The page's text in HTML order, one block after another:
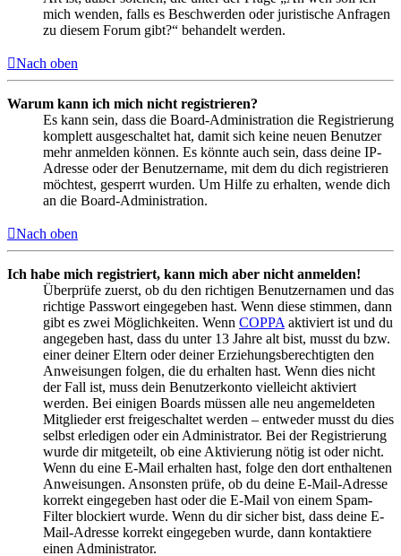
mich wenden, falls es Beschwerden oder juristische Anfragen
zu diesem Forum gibt?“ behandelt werden.
Nach oben
Warum kann ich mich nicht registrieren?
Es kann sein, dass die Board-Administration die Registrierung
komplett ausgeschaltet hat, damit sich keine neuen Benutzer
mehr anmelden können. Es könnte auch sein, dass deine IP-
Adresse oder der Benutzername, mit dem du dich registrieren
möchtest, gesperrt wurden. Um Hilfe zu erhalten, wende dich
an die Board-Administration.
Nach oben
Ich habe mich registriert, kann mich aber nicht anmelden!
Überprüfe zuerst, ob du den richtigen Benutzernamen und das
richtige Passwort eingegeben hast. Wenn diese stimmen, dann
gibt es zwei Möglichkeiten. Wenn COPPA aktiviert ist und du
angegeben hast, dass du unter 13 Jahre alt bist, musst du bzw.
einer deiner Eltern oder deiner Erziehungsberechtigten den
Anweisungen folgen, die du erhalten hast. Wenn dies nicht
der Fall ist, muss dein Benutzerkonto vielleicht aktiviert
werden. Bei einigen Boards müssen alle neu angemeldeten
Mitglieder erst freigeschaltet werden – entweder musst du dies
selbst erledigen oder ein Administrator. Bei der Registrierung
wurde dir mitgeteilt, ob eine Aktivierung nötig ist oder nicht.
Wenn du eine E-Mail erhalten hast, folge den dort enthaltenen
Anweisungen. Ansonsten prüfe, ob du deine E-Mail-Adresse
korrekt eingegeben hast oder die E-Mail von einem Spam-
Filter blockiert wurde. Wenn du dir sicher bist, dass deine E-
Mail-Adresse korrekt eingegeben wurde, dann kontaktiere
einen Administrator.